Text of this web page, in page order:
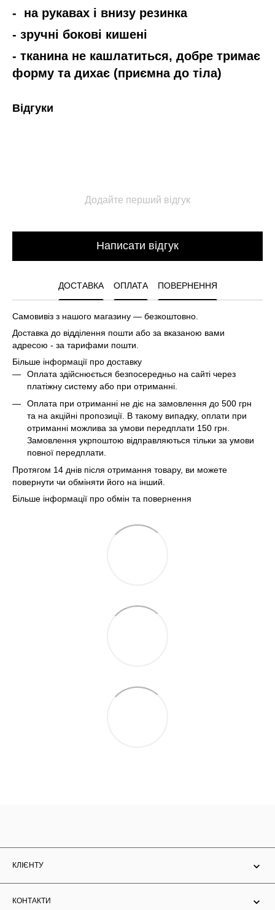
- на рукавах і внизу резинка
- зручні бокові кишені
- тканина не кашлатиться, добре тримає
форму та дихає (приємна до тіла)
Відгуки
Додайте перший відгук
Написати відгук
ДОСТАВКА ОПЛАТА ПОВЕРНЕННЯ
Самовивіз з нашого магазину — безкоштовно.
Доставка до відділення пошти або за вказаною вами
адресою - за тарифами пошти.
Більше інформації про доставку
Оплата здійснюється безпосередньо на сайті через
платіжну систему або при отриманні.
Оплата при отриманні не діє на замовлення до 500 грн
та на акційні пропозиції. В такому випадку, оплати при
отриманні можлива за умови передплати 150 грн.
Замовлення укрпоштою відправляються тільки за умови
повної передплати.
Протягом 14 днів після отримання товару, ви можете
повернути чи обміняти його на інший.
Більше інформації про обмін та повернення
КЛІЄНТУ
КОНТАКТИ